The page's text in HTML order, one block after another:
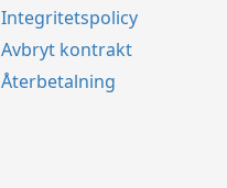
Integritetspolicy
Avbryt kontrakt
Återbetalning